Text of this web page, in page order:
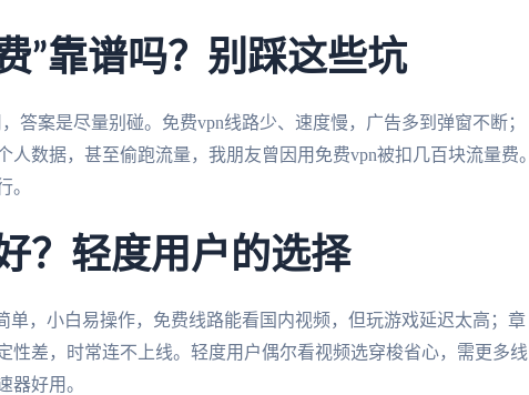
”靠谱吗？别踩这些坑
答案是尽量别碰。免费vpn线路少、速度慢，广告多到弹窗不断；
数据，甚至偷跑流量，我朋友曾因用免费vpn被扣几百块流量费。
。
？轻度用户的选择
单，小白易操作，免费线路能看国内视频，但玩游戏延迟太高；章
性差，时常连不上线。轻度用户偶尔看视频选穿梭省心，需更多线
器好用。